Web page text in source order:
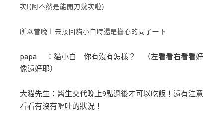
次!(阿不然是能開刀幾次啦)
所以當晚上去接回貓小白時還是擔心的問了一下
papa ：貓小白 你有沒有怎樣？ （左看看右看看好
像還好耶）
大貓先生：醫生交代晚上9點過後才可以吃飯！還有注意
看看有沒有嘔吐的狀況！